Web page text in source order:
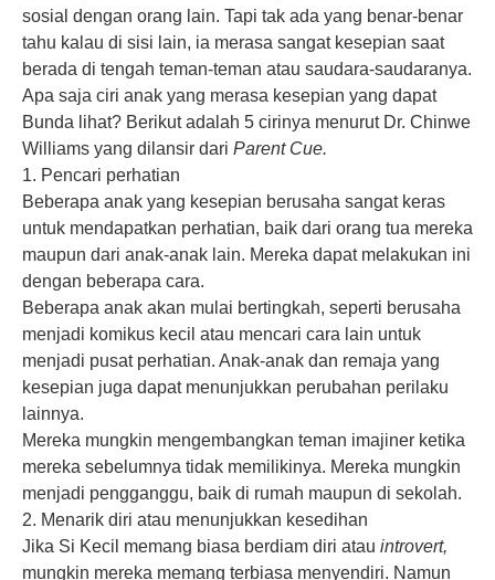
sosial dengan orang lain. Tapi tak ada yang benar-benar
tahu kalau di sisi lain, ia merasa sangat kesepian saat
berada di tengah teman-teman atau saudara-saudaranya.
Apa saja ciri anak yang merasa kesepian yang dapat
Bunda lihat? Berikut adalah 5 cirinya menurut Dr. Chinwe
Williams yang dilansir dari Parent Cue.
1. Pencari perhatian
Beberapa anak yang kesepian berusaha sangat keras
untuk mendapatkan perhatian, baik dari orang tua mereka
maupun dari anak-anak lain. Mereka dapat melakukan ini
dengan beberapa cara.
Beberapa anak akan mulai bertingkah, seperti berusaha
menjadi komikus kecil atau mencari cara lain untuk
menjadi pusat perhatian. Anak-anak dan remaja yang
kesepian juga dapat menunjukkan perubahan perilaku
lainnya.
Mereka mungkin mengembangkan teman imajiner ketika
mereka sebelumnya tidak memilikinya. Mereka mungkin
menjadi pengganggu, baik di rumah maupun di sekolah.
2. Menarik diri atau menunjukkan kesedihan
Jika Si Kecil memang biasa berdiam diri atau introvert,
mungkin mereka memang terbiasa menyendiri. Namun